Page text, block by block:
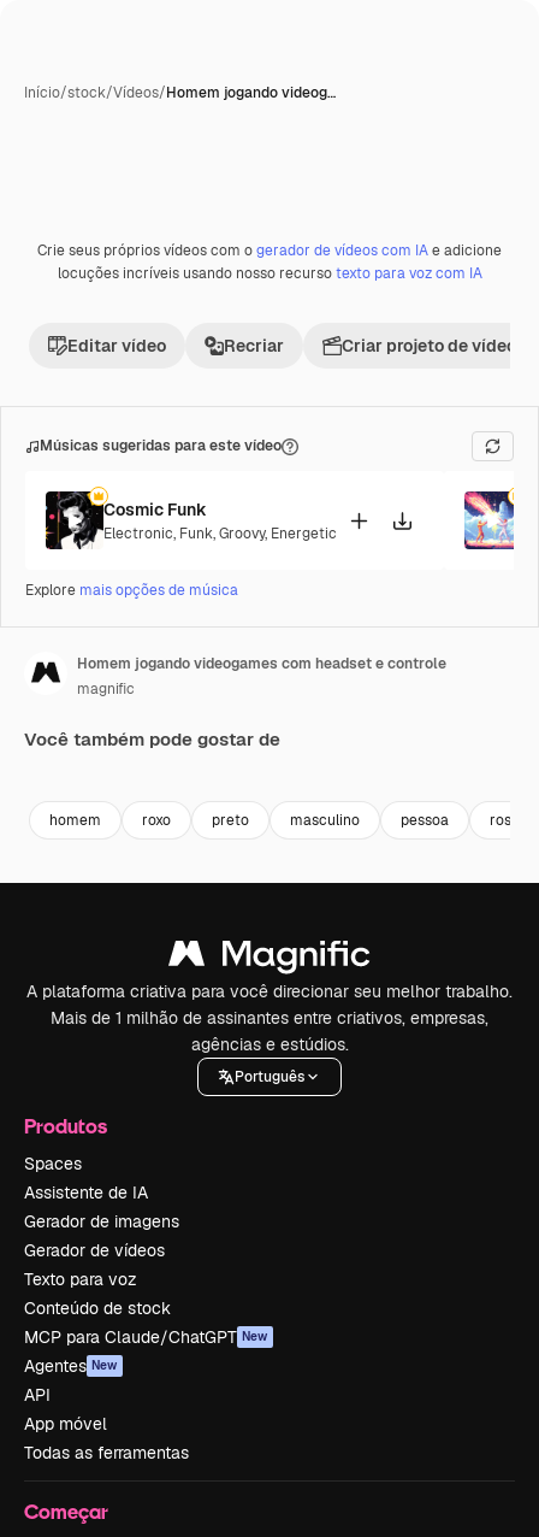
Início/stock/Vídeos/Homem jogando videog…
Crie seus próprios vídeos com ogerador de vídeos com IAe adicione
locuções incríveis usando nosso recursotexto para voz com IA
Editar vídeo Recriar Criar projeto de vídeo
Músicas sugeridas para este vídeo
Cosmic Funk
Electronic, Funk,Groovy, Energetic
Explore mais opções de música
Homem jogando videogames com headset e controle
magnific
Você também pode gostar de
homem roxo preto masculino pessoa rosa
A plataforma criativa para você direcionar seu melhor trabalho.
Mais de 1 milhão de assinantes entre criativos, empresas,
agências e estúdios.
Português
Produtos
Spaces
Assistente de IA
Gerador de imagens
Gerador de vídeos
Texto para voz
Conteúdo de stock
MCP para Claude/ChatGPT New
Agentes New
API
App móvel
Todas as ferramentas
Começar